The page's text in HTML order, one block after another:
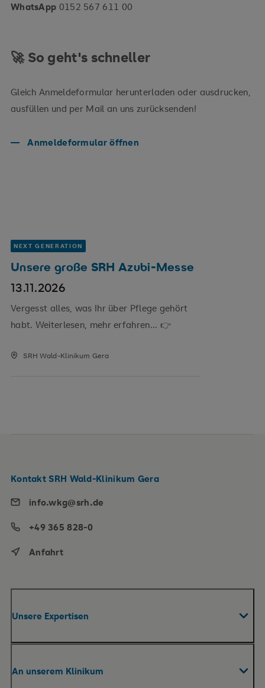
WhatsApp 0152 567 611 00
🚀 So geht's schneller
Gleich Anmeldeformular herunterladen oder ausdrucken,
ausfüllen und per Mail an uns zurücksenden!
Anmeldeformular öffnen
NEXT GENERATION
Unsere große SRH Azubi-Messe
13.11.2026
Vergesst alles, was Ihr über Pflege gehört
habt. Weiterlesen, mehr erfahren... 👉
SRH Wald-Klinikum Gera
Unsere Expertisen
Roboterassistierte Chirurgie
An unserem Klinikum
Kontakt SRH Wald-Klinikum Gera
info.wkg@srh.de
+49 365 828-0
Anfahrt